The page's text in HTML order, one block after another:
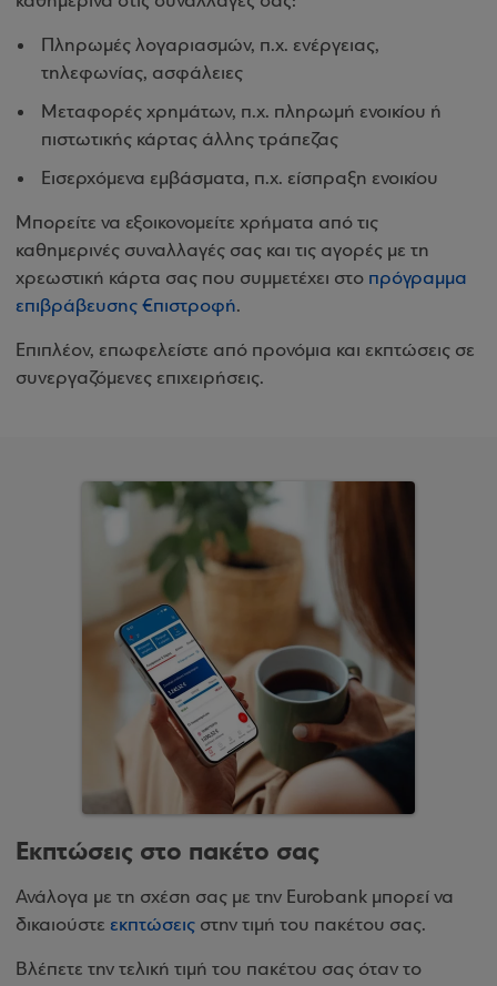
Πληρωμές λογαριασμών, π.χ. ενέργειας,
τηλεφωνίας, ασφάλειες
Μεταφορές χρημάτων, π.χ. πληρωμή ενοικίου ή
πιστωτικής κάρτας άλλης τράπεζας
Εισερχόμενα εμβάσματα, π.χ. είσπραξη ενοικίου
Μπορείτε να εξοικονομείτε χρήματα από τις
καθημερινές συναλλαγές σας και τις αγορές με τη
χρεωστική κάρτα σας που συμμετέχει στο πρόγραμμα
επιβράβευσης €πιστροφή.
Επιπλέον, επωφελείστε από προνόμια και εκπτώσεις σε
συνεργαζόμενες επιχειρήσεις.
Εκπτώσεις στο πακέτο σας
Ανάλογα με τη σχέση σας με την Eurobank μπορεί να
δικαιούστε εκπτώσεις στην τιμή του πακέτου σας.
Βλέπετε την τελική τιμή του πακέτου σας όταν το